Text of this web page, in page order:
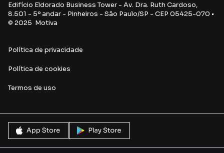
Edifício Eldorado Business Tower - Av. Dra. Ruth Cardoso,
8.501 - 5º andar - Pinheiros - São Paulo/SP - CEP 05425-070 •
© 2025 Motiva
Política de privacidade
Política de cookies
Termos de uso